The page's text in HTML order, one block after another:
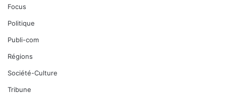
Focus
Politique
Publi-com
Régions
Société-Culture
Tribune